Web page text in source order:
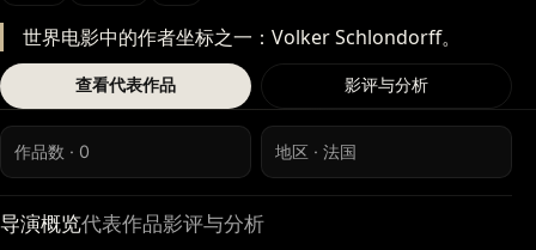
世界电影中的作者坐标之一：Volker Schlondorff。
查看代表作品 影评与分析
作品数 · 0 地区 · 法国
导演概览代表作品影评与分析